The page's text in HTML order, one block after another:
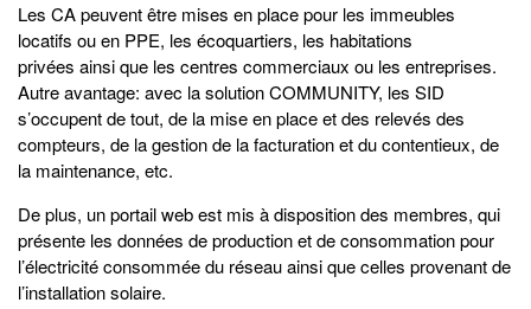
Les CA peuvent être mises en place pour les immeubles
locatifs ou en PPE, les écoquartiers, les habitations
privées ainsi que les centres commerciaux ou les entreprises.
Autre avantage: avec la solution COMMUNITY, les SID
s’occupent de tout, de la mise en place et des relevés des
compteurs, de la gestion de la facturation et du contentieux, de
la maintenance, etc.
De plus, un portail web est mis à disposition des membres, qui
présente les données de production et de consommation pour
l’électricité consommée du réseau ainsi que celles provenant de
l’installation solaire.